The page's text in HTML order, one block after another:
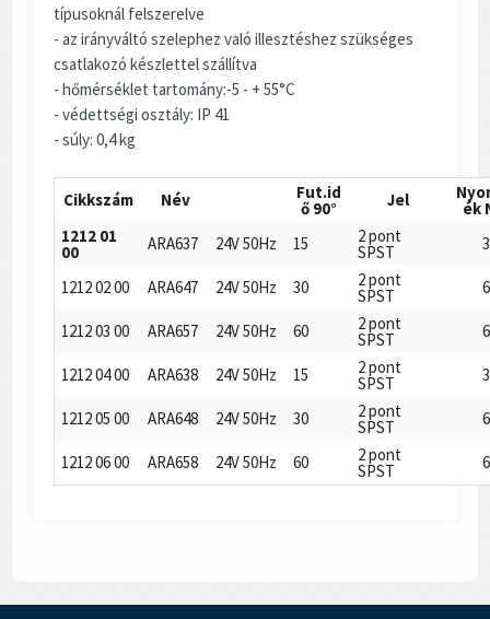
típusoknál felszerelve
- az irányváltó szelephez való illesztéshez szükséges
csatlakozó készlettel szállítva
- hőmérséklet tartomány:-5 - + 55°C
- védettségi osztály: IP 41
- súly: 0,4 kg
Cikkszám Név Fut.id
ő 90° Jel
ék
1212 01
00 ARA637 24V 50Hz 15 2 pont
SPST 3
1212 02 00 ARA647 24V 50Hz 30 2 pont
SPST 6
1212 03 00 ARA657 24V 50Hz 60 2 pont
SPST 6
1212 04 00 ARA638 24V 50Hz 15 2 pont
SPST 3
1212 05 00 ARA648 24V 50Hz 30 2 pont
SPST 6
1212 06 00 ARA658 24V 50Hz 60 2 pont
SPST 6